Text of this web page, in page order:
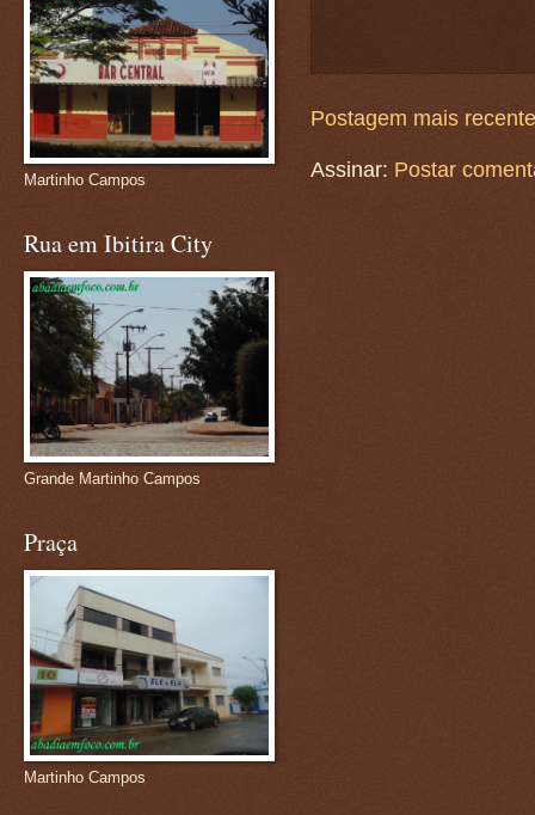
Postagem mais recente
Assinar: Postar
Martinho Campos
Rua em Ibitira City
Grande Martinho Campos
Praça
Martinho Campos